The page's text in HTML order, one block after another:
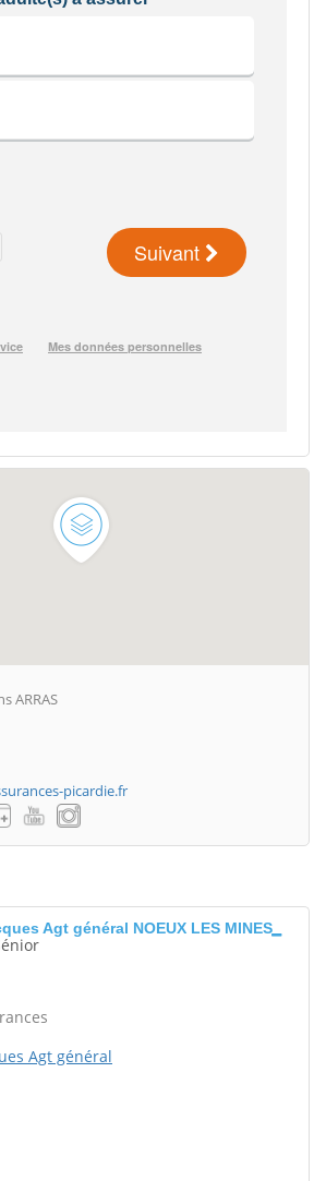
ARRAS
picardie.fr
Agt général NOEUX LES MINES
Agt général